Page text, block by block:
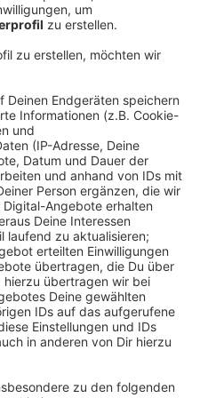
15:05
fertig sein
die Geh- und Radwege
angekegt
Fahrspuren gesperrt
in verschiedenen
Ende
und Fußgänger
Baumaßnahme ist Teil